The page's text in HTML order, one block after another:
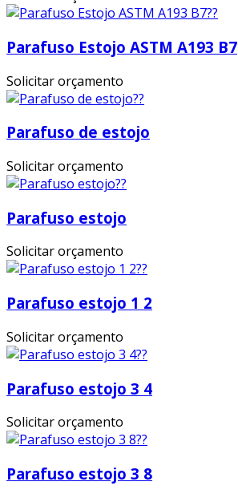
Parafuso Estojo ASTM A193 B7
Solicitar orçamento
Parafuso de estojo
Solicitar orçamento
Parafuso estojo
Solicitar orçamento
Parafuso estojo 1 2
Solicitar orçamento
Parafuso estojo 3 4
Solicitar orçamento
Parafuso estojo 3 8